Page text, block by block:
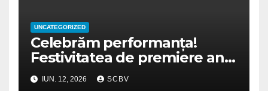
UNCATEGORIZED
Celebrăm performanța!
Festivitatea de premiere an
școlar 2025-2026
IUN. 12, 2026 SCBV